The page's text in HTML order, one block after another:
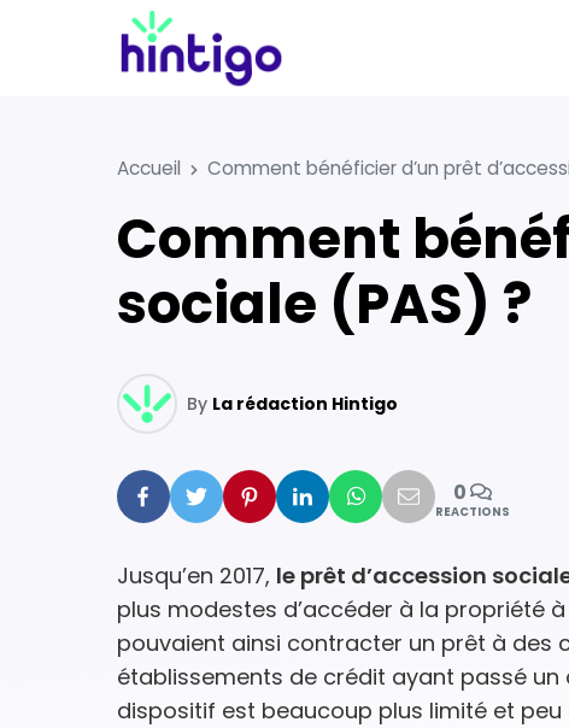
Accueil Comment bénéficier d’un prêt
Comment bénéficier d’un prêt d’accession
sociale (PAS) ?
By La rédaction Hintigo
Facebook
Twitter PinterestLinkedinWhatsapp
Mail0
REACTIONS
Jusqu’en 2017, le prêt d’accession
plus modestes d’accéder à la propriété
pouvaient ainsi contracter un prêt à des
établissements de crédit ayant passé un
dispositif est beaucoup plus limité et